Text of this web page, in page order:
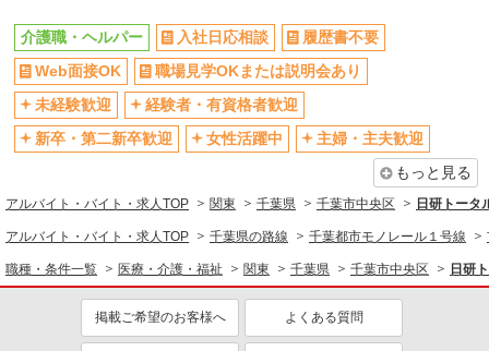
キープ 詳細を見る
派遣社員
株式会社kotrio /●CB-H-1879890
落ち着いた少人数環境/グループホームで暮ら
しの手伝い◆週3〜OK
時給1500円〜2125円 ＜日払い有/週払い有/交
通費全支給(ガソリン代含む)＞
キープ 詳細を見る
株式会社kotrio /●CB-H-1855636
禁煙・分煙
残業ほぼなし
転勤なし
登録制
交通費支給
社会保険あり
社割・特典あり
研修制度あり
資格取得支援制度あり
同じ特徴から求人を探す
未経験歓迎
ミドル（40代～）活躍中
介護職・ヘルパー 入社日応相談
履歴書不要
Web面接OK
職場見学OKまたは説明会あり
未経験歓迎
経験者・有資格者歓迎
新卒・第二新卒歓迎
女性活躍中
主婦・主夫歓迎
もっと見る
アルバイト・バイト・求人TOP 関東 千葉県 千葉市中央区 日研トータ
アルバイト・バイト・求人TOP 千葉県の路線 千葉都市モノレール１号線
職種・条件一覧 医療・介護・福祉 関東 千葉県 千葉市中央区 日研
掲載ご希望のお客様へ よくある質問